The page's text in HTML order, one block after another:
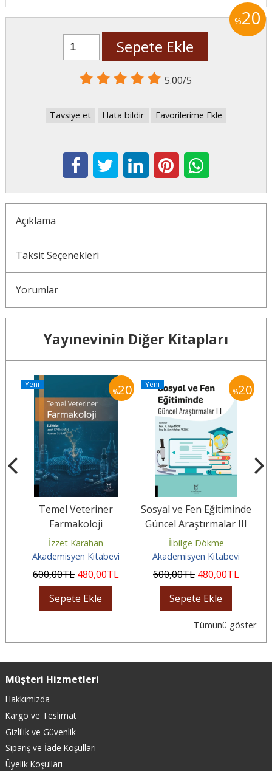
%20
Sepete Ekle
5.00/5
Tavsiye et Hata bildir Favorilerime Ekle
Açıklama
Taksit Seçenekleri
Yorumlar
Yayınevinin Diğer Kitapları
%20
Yeni
Temel Veteriner
Farmakoloji
İzzet Karahan
Akademisyen Kitabevi
600,00TL 480,00TL
Sepete Ekle
%20
Yeni
Sosyal ve Fen Eğitiminde
Güncel Araştırmalar III
İlbilge Dökme
Akademisyen Kitabevi
600,00TL 480,00TL
Sepete Ekle
Tümünü göster
Müşteri Hizmetleri
Hakkımızda
Kargo ve Teslimat
Gizlilik ve Güvenlik
Sipariş ve İade Koşulları
Üyelik Koşulları